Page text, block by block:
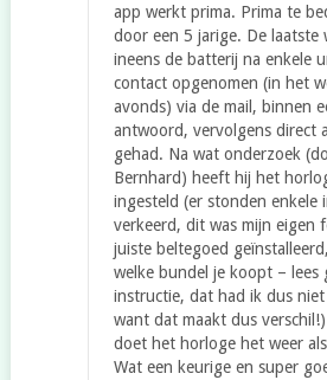
app werkt prima. Prima te
door een 5 jarige. De laatste
ineens de batterij na enkele
contact opgenomen (in het
avonds) via de mail, binnen
antwoord, vervolgens direct
gehad. Na wat onderzoek
Bernhard) heeft hij het
ingesteld (er stonden enkele
verkeerd, dit was mijn eigen
juiste beltegoed
welke bundel je koopt – lees
instructie, dat had ik dus niet
want dat maakt dus
doet het horloge het weer
Wat een keurige en super